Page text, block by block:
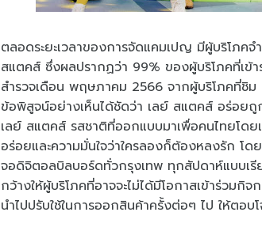
ตลอดระยะเวลาของการจัดแคมเปญ มีผู้บริโภค
สแตคส์ ซึ่งผลปรากฏว่า 99% ของผู้บริโภคที่เข้
สำรวจเดือน พฤษภาคม 2566 จากผู้บริโภคที่ชิ
ข้อพิสูจน์อย่างเห็นได้ชัดว่า เลย์ สแตคส์ อร่อย
เลย์ สแตคส์ รสชาติที่ออกแบบมาเพื่อคนไทยโด
อร่อยและความมั่นใจว่าใครลองก็ต้องหลงรัก โ
จอดิจิตอลบิลบอร์ดทั่วกรุงเทพ ทุกสัปดาห์แบบเ
กว้างให้ผู้บริโภคที่อาจจะไม่ได้มีโอกาสเข้าร่วม
นำไปปรับใช้ในการออกสินค้าครั้งต่อๆ ไป ให้ตอ